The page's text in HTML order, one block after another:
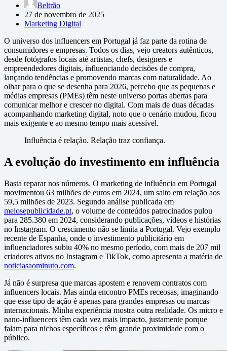
Beltrão
27 de novembro de 2025
Marketing Digital
O universo dos influencers em Portugal já faz parte da rotina de
consumidores e empresas. Todos os dias, vejo creators autênticos,
desde fotógrafos locais até artistas, chefs, designers e
empreendedores digitais, influenciando decisões de compra,
lançando tendências e promovendo marcas com naturalidade. Ao
olhar para o que se desenha para 2026, percebo que as pequenas e
médias empresas (PMEs) têm neste universo portas abertas para
comunicar melhor e crescer no digital. Com mais de duas décadas
acompanhando marketing digital, noto que o cenário mudou, ficou
mais exigente e ao mesmo tempo mais acessível.
Influência é relação. Relação traz confiança.
A evolução do investimento em influência
Basta reparar nos números. O marketing de influência em Portugal
movimentou 63 milhões de euros em 2024, um salto em relação aos
59,5 milhões de 2023. Segundo análise publicada em
meiosepublicidade.pt, o volume de conteúdos patrocinados pulou
para 285.380 em 2024, considerando publicações, vídeos e histórias
no Instagram. O crescimento não se limita a Portugal. Vejo exemplo
recente de Espanha, onde o investimento publicitário em
influenciadores subiu 40% no mesmo período, com mais de 207 mil
criadores ativos no Instagram e TikTok, como apresenta a matéria de
noticiasaominuto.com.
Já não é surpresa que marcas apostem e renovem contratos com
influencers locais. Mas ainda encontro PMEs receosas, imaginando
que esse tipo de ação é apenas para grandes empresas ou marcas
internacionais. Minha experiência mostra outra realidade. Os micro e
nano-influencers têm cada vez mais impacto, justamente porque
falam para nichos específicos e têm grande proximidade com o
público.